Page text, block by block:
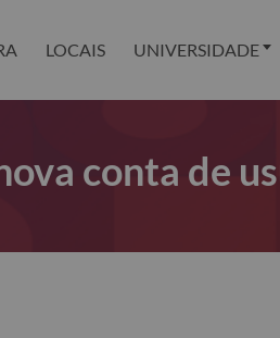
LOCAIS UNIVERSIDADE
conta de